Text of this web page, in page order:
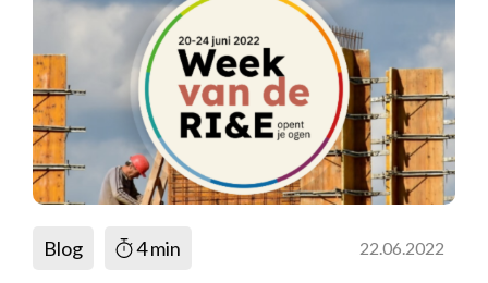
Blog 4 min 22.06.2022